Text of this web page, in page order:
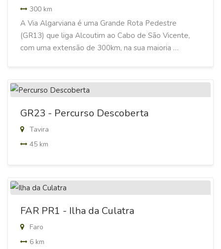
300 km
A Via Algarviana é uma Grande Rota Pedestre
(GR13) que liga Alcoutim ao Cabo de São Vicente,
com uma extensão de 300km, na sua maioria …
GR23 - Percurso Descoberta
Tavira
45 km
FAR PR1 - Ilha da Culatra
Faro
6 km